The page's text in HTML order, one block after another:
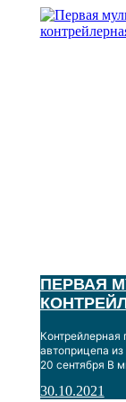
ПЕРВАЯ
Контрейлерная
автоприцепа
20 сентября В
30.10.2021